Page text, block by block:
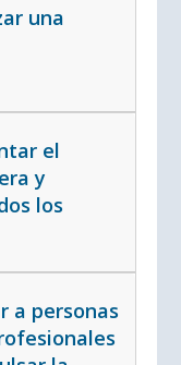
una
el
y
los
a personas